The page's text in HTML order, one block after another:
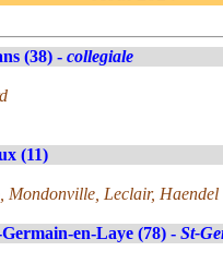
(38) - collegiale
(11)
Mondonville, Leclair, Haendel
en-Laye (78) - St-